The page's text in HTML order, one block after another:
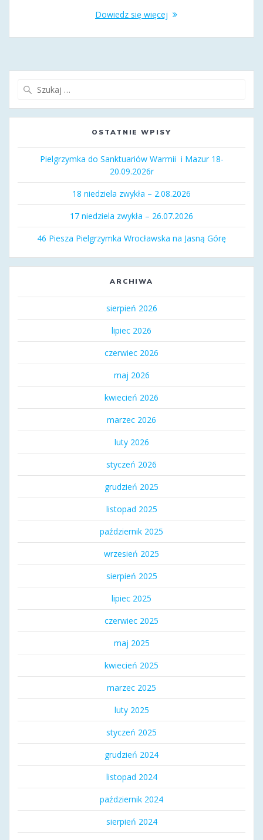
Dowiedz się więcej
OSTATNIE WPISY
Pielgrzymka do Sanktuariów Warmii i Mazur 18-
20.09.2026r
18 niedziela zwykła – 2.08.2026
17 niedziela zwykła – 26.07.2026
46 Piesza Pielgrzymka Wrocławska na Jasną Górę
ARCHIWA
sierpień 2026
lipiec 2026
czerwiec 2026
maj 2026
kwiecień 2026
marzec 2026
luty 2026
styczeń 2026
grudzień 2025
listopad 2025
październik 2025
wrzesień 2025
sierpień 2025
lipiec 2025
czerwiec 2025
maj 2025
kwiecień 2025
marzec 2025
luty 2025
styczeń 2025
grudzień 2024
listopad 2024
październik 2024
sierpień 2024